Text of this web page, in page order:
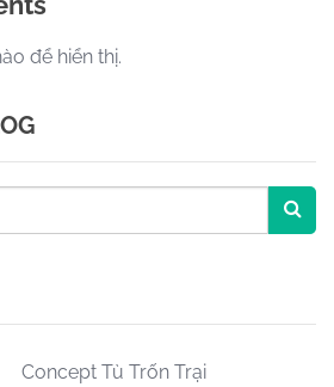
để hiển thị.
Concept Tù Trốn Trại